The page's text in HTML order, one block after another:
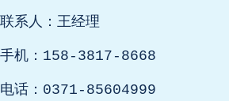
联系人：王经理
手机：158-3817-8668
电话：0371-85604999